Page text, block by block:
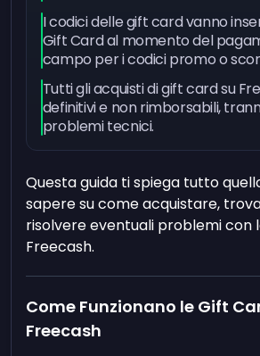
I codici delle gift card vanno
Gift Card al momento del
campo per i codici promo o
Tutti gli acquisti di gift card su
definitivi e non rimborsabili,
problemi tecnici.
Questa guida ti spiega tutto
sapere su come acquistare,
risolvere eventuali problemi con
Freecash.
Come Funzionano le Gift
Freecash